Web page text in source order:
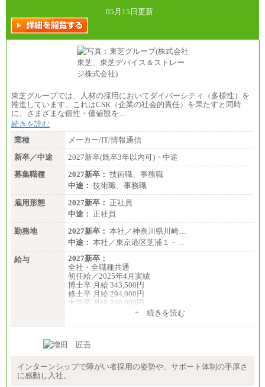
・試用期間中も給与変更なし
●基幹職（地域限定社員）
により異なる。
〈東京・神奈川〉219,000 円
〈大阪・兵庫〉209,000 円
〈愛知〉194,500 円 〈福岡〉1
・専門・短大卒／月給185,000 円～210,000 円 ※勤務
地により異なる。
〈大阪・兵庫〉200,000 円
〈愛知〉194,500 円 〈福
岡〉185,000円
※基本給のみ（地域手当なし）
※試用期間中も給与変更なし
中途：
【阪急交通社】
◆正社員/総合職
月給250,000円～(※1)、247,000円～(※2)、242,000円
～(※3)、239,000円～(※4)、237,000円～（※5）
・月給は一律地域手当を含んだ金額を表示
（※1…36,000円、※2…33,000円、※3…28,000円、
※4…25,000円、※5…23,000円）
・試用期間中も給与変更なし
◆正社員/基幹職
〈東京・神奈川〉月給219,000 円～ 〈大阪・兵庫〉
月給209,000 円～
〈愛知〉月給194,500 円～ 〈福岡〉月給185,000 円～
・一律地域手当なし
・試用期間中も給与変更なし
月給187,500円～(※1)、184,000円～(※2)、180,500円
※1…東京都、埼玉県、千葉県、神奈川県
05月15日更新
東芝グループでは、人材の採用においてダイバーシティ（多様性）を
推進しています。これはCSR（企業の社会的責任）を果たすと同時
に、さまざまな個性・価値観を…
続きを読む
業種
メーカー/IT/情報通信
新卒／中途
2027新卒(既卒3年以内可)・中途
募集職種
2027新卒： 技術職、事務職
中途： 技術職、事務職
雇用形態
2027新卒： 正社員
中途： 正社員
勤務地
2027新卒： 本社／神奈川県川崎…
中途： 本社／東京港区芝浦１－…
給与
2027新卒：
全社・全職種共通
初任給／2025年4月実績
博士卒 月給 343,500円
修士卒 月給 294,000円
大学卒 月給 269,000円
※試用期間の給与に変更はございません
中途：
す。
+ 続きを読む
インターンシップで障がい者採用の姿勢や、サポート体制の手厚さ
に感動し入社。